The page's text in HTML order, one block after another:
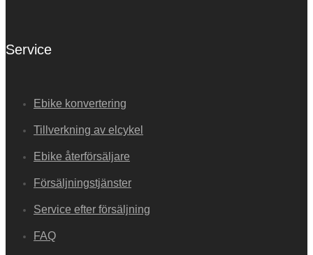
Service
Ebike konvertering
Tillverkning av elcykel
Ebike återförsäljare
Försäljningstjänster
Service efter försäljning
FAQ